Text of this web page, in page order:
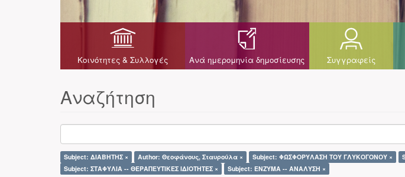
Κοινότητες & Συλλογές Ανά ημερομηνία δημοσίευσης Συγγραφείς
Αναζήτηση
Subject: ΔΙΑΒΗΤΗΣ × Author: Θεοφάνους, Σταυρούλα × Subject: ΦΩΣΦΟΡΥΛΑΣΗ ΤΟΥ ΓΛΥΚΟΓΟΝΟΥ ×
Subject: ΣΤΑΦΥΛΙΑ -- ΘΕΡΑΠΕΥΤΙΚΕΣ ΙΔΙΟΤΗΤΕΣ ×
Subject: ΕΝΖΥΜΑ -- ΑΝΑΛΥΣΗ ×